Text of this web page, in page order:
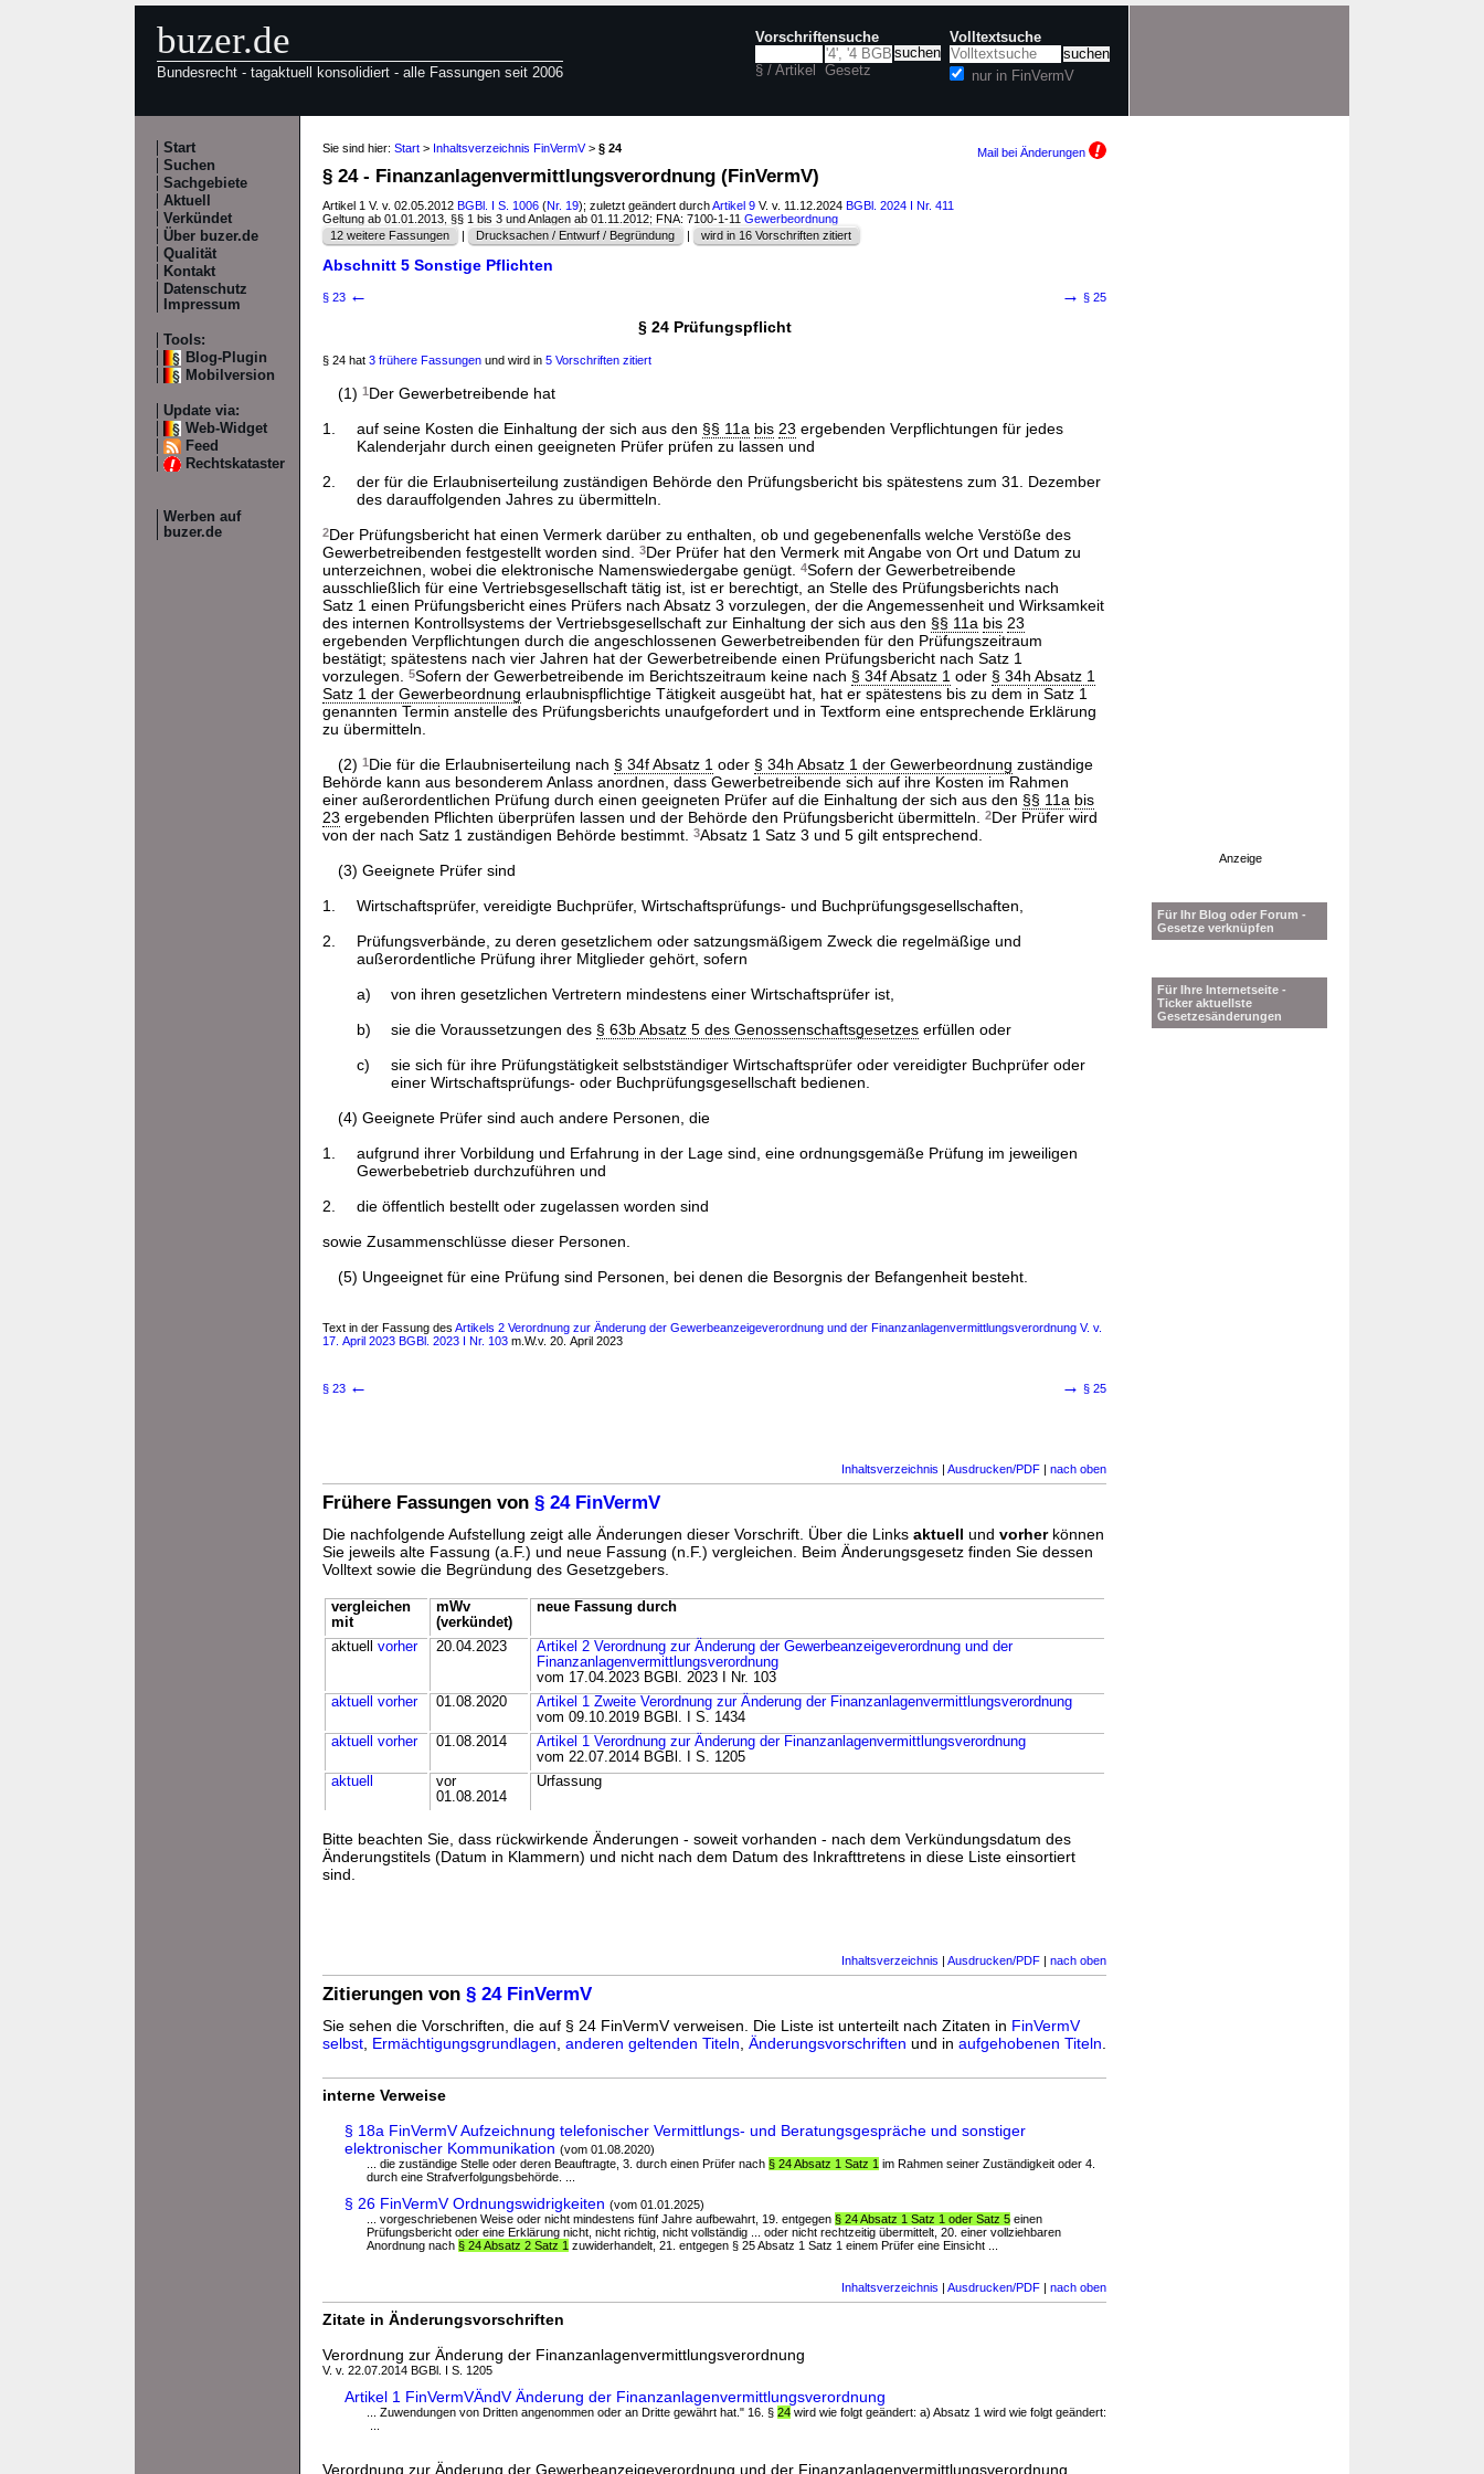
buzer.de
Bundesrecht - tagaktuell konsolidiert - alle Fassungen seit 2006
Vorschriftensuche
§ / Artikel Gesetz
Volltextsuche
nur in FinVermV
Start
Suchen
Sachgebiete
Aktuell
Verkündet
Über buzer.de
Qualität
Kontakt
Datenschutz
Impressum
Tools:
Blog-Plugin
Mobilversion
Update via:
Web-Widget
Feed
Rechtskataster
Werben auf
buzer.de
Sie sind hier: Start > Inhaltsverzeichnis FinVermV> § 24 Mail bei Änderungen
§ 24 - Finanzanlagenvermittlungsverordnung (FinVermV)
Artikel 1 V. v. 02.05.2012 BGBl. I S. 1006 (Nr. 19); zuletzt geändert durchArtikel 9 V. v. 11.12.2024 BGBl. 2024 I Nr. 411
Geltung ab 01.01.2013, §§ 1 bis 3 und Anlagen ab 01.11.2012; FNA: 7100-1-11 Gewerbeordnung
12 weitere Fassungen
| Drucksachen / Entwurf / Begründung | wird in 16 Vorschriften zitiert
Abschnitt 5 Sonstige Pflichten
§ 23 ← → § 25
§ 24 Prüfungspflicht
§ 24 hat 3 frühere Fassungen und wird in 5 Vorschriften zitiert
(1) 1Der Gewerbetreibende hat
1.
auf seine Kosten die Einhaltung der sich aus den §§ 11a bis 23 ergebenden Verpflichtungen für jedes
Kalenderjahr durch einen geeigneten Prüfer prüfen zu lassen und
2.
der für die Erlaubniserteilung zuständigen Behörde den Prüfungsbericht bis spätestens zum 31. Dezember
des darauffolgenden Jahres zu übermitteln.
2Der Prüfungsbericht hat einen Vermerk darüber zu enthalten, ob und gegebenenfalls welche Verstöße des
Gewerbetreibenden festgestellt worden sind.
3Der Prüfer hat den Vermerk mit Angabe von Ort und Datum zu
unterzeichnen, wobei die elektronische Namenswiedergabe genügt.
4Sofern der Gewerbetreibende
ausschließlich für eine Vertriebsgesellschaft tätig ist, ist er berechtigt, an Stelle des Prüfungsberichts nach
Satz 1 einen Prüfungsbericht eines Prüfers nach Absatz 3 vorzulegen, der die Angemessenheit und Wirksamkeit
des internen Kontrollsystems der Vertriebsgesellschaft zur Einhaltung der sich aus den §§ 11a bis 23
ergebenden Verpflichtungen durch die angeschlossenen Gewerbetreibenden für den Prüfungszeitraum
bestätigt; spätestens nach vier Jahren hat der Gewerbetreibende einen Prüfungsbericht nach Satz 1
vorzulegen.
5Sofern der Gewerbetreibende im Berichtszeitraum keine nach § 34f Absatz 1 oder § 34h Absatz 1
Satz 1 der Gewerbeordnung erlaubnispflichtige Tätigkeit ausgeübt hat, hat er spätestens bis zu dem in Satz 1
genannten Termin anstelle des Prüfungsberichts unaufgefordert und in Textform eine entsprechende Erklärung
zu übermitteln.
(2) 1Die für die Erlaubniserteilung nach § 34f Absatz 1 oder § 34h Absatz 1 der Gewerbeordnung zuständige
Behörde kann aus besonderem Anlass anordnen, dass Gewerbetreibende sich auf ihre Kosten im Rahmen
einer außerordentlichen Prüfung durch einen geeigneten Prüfer auf die Einhaltung der sich aus den §§ 11a bis
23 ergebenden Pflichten überprüfen lassen und der Behörde den Prüfungsbericht übermitteln. 2Der Prüfer wird
von der nach Satz 1 zuständigen Behörde bestimmt.
3Absatz 1 Satz 3 und 5 gilt entsprechend.
(3) Geeignete Prüfer sind
1.
Wirtschaftsprüfer, vereidigte Buchprüfer, Wirtschaftsprüfungs- und Buchprüfungsgesellschaften,
2.
Prüfungsverbände, zu deren gesetzlichem oder satzungsmäßigem Zweck die regelmäßige und
außerordentliche Prüfung ihrer Mitglieder gehört, sofern
a)
von ihren gesetzlichen Vertretern mindestens einer Wirtschaftsprüfer ist,
b)
sie die Voraussetzungen des § 63b Absatz 5 des Genossenschaftsgesetzeserfüllen oder
c)
sie sich für ihre Prüfungstätigkeit selbstständiger Wirtschaftsprüfer oder vereidigter Buchprüfer oder
einer Wirtschaftsprüfungs- oder Buchprüfungsgesellschaft bedienen.
(4) Geeignete Prüfer sind auch andere Personen, die
1.
aufgrund ihrer Vorbildung und Erfahrung in der Lage sind, eine ordnungsgemäße Prüfung im jeweiligen
Gewerbebetrieb durchzuführen und
2.
die öffentlich bestellt oder zugelassen worden sind
sowie Zusammenschlüsse dieser Personen.
(5) Ungeeignet für eine Prüfung sind Personen, bei denen die Besorgnis der Befangenheit besteht.
Text in der Fassung des Artikels 2 Verordnung zur Änderung der Gewerbeanzeigeverordnung und der Finanzanlagenvermittlungsverordnung V. v.
17. April 2023 BGBl. 2023 I Nr. 103 m.W.v. 20. April 2023
§ 23 ← → § 25
Inhaltsverzeichnis | Ausdrucken/PDF | nach oben
Frühere Fassungen von § 24 FinVermV
Die nachfolgende Aufstellung zeigt alle Änderungen dieser Vorschrift. Über die Links aktuell und vorherkönnen
Sie jeweils alte Fassung (a.F.) und neue Fassung (n.F.) vergleichen. Beim Änderungsgesetz finden Sie dessen
Volltext sowie die Begründung des Gesetzgebers.
vergleichen
mit
mWv
(verkündet)
neue Fassung durch
aktuell vorher 20.04.2023
Artikel 2 Verordnung zur Änderung der Gewerbeanzeigeverordnung und der
Finanzanlagenvermittlungsverordnung
vom 17.04.2023 BGBl. 2023 I Nr. 103
aktuell
vorher 01.08.2020
Artikel 1 Zweite Verordnung zur Änderung der Finanzanlagenvermittlungsverordnung
vom 09.10.2019 BGBl. I S. 1434
aktuell
vorher 01.08.2014
Artikel 1 Verordnung zur Änderung der Finanzanlagenvermittlungsverordnung
vom 22.07.2014 BGBl. I S. 1205
aktuell
vor
01.08.2014
Urfassung
Bitte beachten Sie, dass rückwirkende Änderungen - soweit vorhanden - nach dem Verkündungsdatum des
Änderungstitels (Datum in Klammern) und nicht nach dem Datum des Inkrafttretens in diese Liste einsortiert
sind.
Inhaltsverzeichnis | Ausdrucken/PDF | nach oben
Zitierungen von § 24 FinVermV
Sie sehen die Vorschriften, die auf § 24 FinVermV verweisen. Die Liste ist unterteilt nach Zitaten in FinVermV
selbst Ermächtigungsgrundlagen anderen geltenden Titeln Änderungsvorschriften und in aufgehobenen Titeln
interne Verweise
§ 18a FinVermV Aufzeichnung telefonischer Vermittlungs- und Beratungsgespräche und sonstiger
elektronischer Kommunikation (vom 01.08.2020)
... die zuständige Stelle oder deren Beauftragte, 3. durch einen Prüfer nach § 24 Absatz 1 Satz 1 im Rahmen seiner Zuständigkeit oder 4.
durch eine Strafverfolgungsbehörde. ...
§ 26 FinVermV Ordnungswidrigkeiten (vom 01.01.2025)
... vorgeschriebenen Weise oder nicht mindestens fünf Jahre aufbewahrt, 19. entgegen § 24 Absatz 1 Satz 1 oder Satz 5 einen
Prüfungsbericht oder eine Erklärung nicht, nicht richtig, nicht vollständig ... oder nicht rechtzeitig übermittelt, 20. einer vollziehbaren
Anordnung nach § 24 Absatz 2 Satz 1 zuwiderhandelt, 21. entgegen § 25 Absatz 1 Satz 1 einem Prüfer eine Einsicht ...
Inhaltsverzeichnis | Ausdrucken/PDF | nach oben
Zitate in Änderungsvorschriften
Verordnung zur Änderung der Finanzanlagenvermittlungsverordnung
V. v. 22.07.2014 BGBl. I S. 1205
Artikel 1 FinVermVÄndV Änderung der Finanzanlagenvermittlungsverordnung
... Zuwendungen von Dritten angenommen oder an Dritte gewährt hat." 16. § 24 wird wie folgt geändert: a) Absatz 1 wird wie folgt geändert:
Verordnung zur Änderung der Gewerbeanzeigeverordnung und der Finanzanlagenvermittlungsverordnung
Anzeige
Für Ihr Blog oder Forum -
Gesetze verknüpfen
Für Ihre Internetseite -
Ticker aktuellste
Gesetzesänderungen